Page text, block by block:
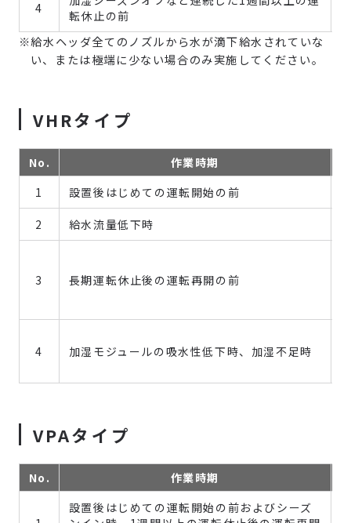
4
転休止の前
※給水ヘッダ全てのノズルから水が滴下給水されていな
い、または極端に少ない場合のみ実施してください。
VHRタイプ
No.
作業時期
1
設置後はじめての運転開始の前
2 給水流量低下時
3 長期運転休止後の運転再開の前
4 加湿モジュールの吸水性低下時、加湿不足時
VPAタイプ
No. 作業時期
設置後はじめての運転開始の前およびシーズ